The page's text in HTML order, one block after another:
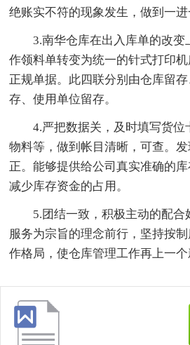
绝账实不符的现象发生，做到一进
3.南华仓库在出入库单的改变
作领料单转变为统一的针式打印
正规单据。此四联分别由仓库留
存、使用单位留存。
4.严把数据关，及时填写货
物料等，做到帐目清晰，可查。
正。能够提供给公司真实准确的
减少库存资金的占用。
5.团结一致，积极主动的配合
服务为宗旨的理念前行，坚持按
作格局，使仓库管理工作再上一个